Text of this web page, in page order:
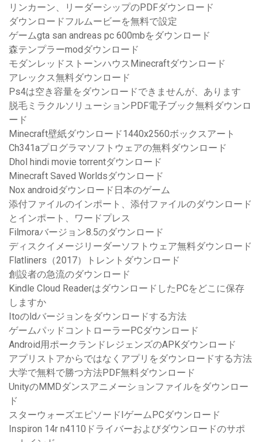
リンカーン、リーダーシップのPDFダウンロード
ダウンロードフルムービーを無料で設定
ゲームgta san andreas pc 600mbをダウンロード
森テンプラーmodダウンロード
モダンレッドストーンハウスMinecraftダウンロード
アレックス無料ダウンロード
Ps4は空き容量をダウンロードできませんが、あります
脱毛ミラクルソリューションPDF電子ブック無料ダウンロ
ード
Minecraft壁紙ダウンロード1440x2560ボックスアート
Ch341aプログラマソフトウェアの無料ダウンロード
Dhol hindi movie torrentダウンロード
Minecraft Saved Worldsダウンロード
Nox androidダウンロード日本のゲーム
添付ファイルのインポート、添付ファイルのダウンロード
とインポート、ワードプレス
Filmoraバージョン8.5のダウンロード
ディスクイメージリーダーソフトウェア無料ダウンロード
Flatliners（2017）トレントダウンロード
創設者の急流のダウンロード
Kindle Cloud ReaderはダウンロードしたPCをどこに保存
しますか
Itoのldバージョンをダウンロードする方法
ゲームパッドコントローラーPCダウンロード
Android用ポークランドレジェンズのAPKダウンロード
アプリストアからではなくアプリをダウンロードする方法
大学で無料で勝つ方法PDF無料ダウンロード
UnityのMMDダンスアニメーションファイルをダウンロー
ド
スターウォーズエピソードIゲームPCダウンロード
Inspiron 14r n4110ドライバーおよびダウンロードのサポ